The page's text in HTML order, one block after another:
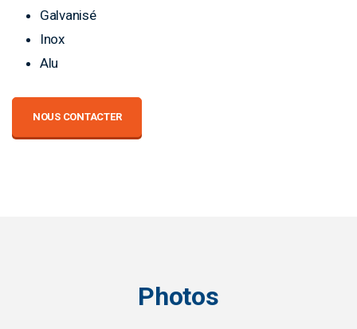
Galvanisé
Inox
Alu
NOUS CONTACTER
Photos